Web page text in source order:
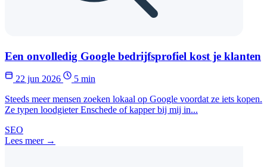
Een onvolledig Google bedrijfsprofiel kost je klanten
22 jun 2026
5 min
Steeds meer mensen zoeken lokaal op Google voordat ze iets kopen.
Ze typen loodgieter Enschede of kapper bij mij in...
SEO
Lees meer →